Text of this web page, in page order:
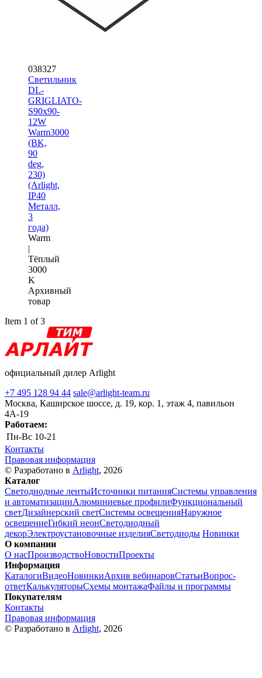
038327
Светильник
DL-
GRIGLIATO-
S90x90-
12W
Warm3000
(BK,
90
deg,
230)
(Arlight,
IP40
Металл,
3
года)
Warm
|
Тёплый
3000
K
Архивный
товар
Item 1 of 3
официальный дилер Arlight
+7 495 128 94 44 sale@arlight-team.ru
Москва, Каширское шоссе, д. 19, кор. 1, этаж 4, павильон
4А-19
Работаем:
Пн-Вс 10-21
Контакты
Правовая информация
© Разработано в Arlight, 2026
Каталог
Светодиодные лентыИсточники питанияСистемы управления
и автоматизацииАлюминиевые профилиФункциональный
светДизайнерский светСистемы освещенияНаружное
освещениеГибкий неонСветодиодный
декорЭлектроустановочные изделияСветодиоды Новинки
О компании
О насПроизводствоНовостиПроекты
Информация
КаталогиВидеоНовинкиАрхив вебинаровСтатьиВопрос-
ответКалькуляторыСхемы монтажаФайлы и программы
Покупателям
Контакты
Правовая информация
© Разработано в Arlight, 2026